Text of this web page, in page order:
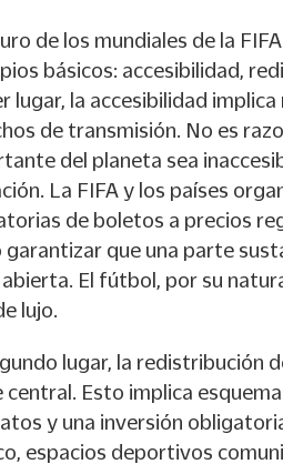
de los mundiales de la
básicos: accesibilidad,
lugar, la accesibilidad
de transmisión. No es
del planeta sea
La FIFA y los países
de boletos a precios
garantizar que una parte
abierta. El fútbol, por su
lujo.
lugar, la redistribución
central. Esto implica
y una inversión
espacios deportivos